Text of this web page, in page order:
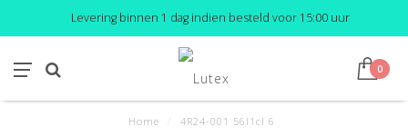
Levering binnen 1 dag indien besteld voor 15:00 uur
0
Home 4R24-001 56I1cl 6